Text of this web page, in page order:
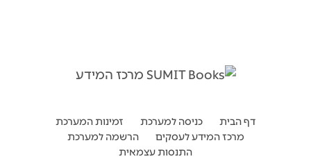
דף הבית כניסה למערכת
זמינות המערכת
מרכז המידע לעסקים
הרשמה למערכת
התנסות עצמאית